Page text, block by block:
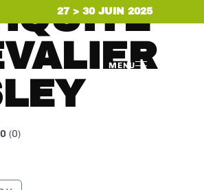
27 > 30 JUIN 2025
MENU
0